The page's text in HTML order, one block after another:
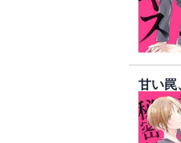
甘い罠